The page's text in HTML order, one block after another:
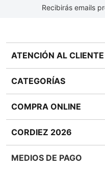
Recibirás emails
ATENCIÓN AL CLIENTE
Preguntas frecuentes
0810 555 1970
Términos y condiciones
Política de Devoluciones
Bases y Condiciones
CATEGORÍAS
Bebidas
Lácteos
COMPRA ONLINE
Métodos de entrega
Giftcards
CORDIEZ 2026
Quienes Somos
MEDIOS DE PAGO